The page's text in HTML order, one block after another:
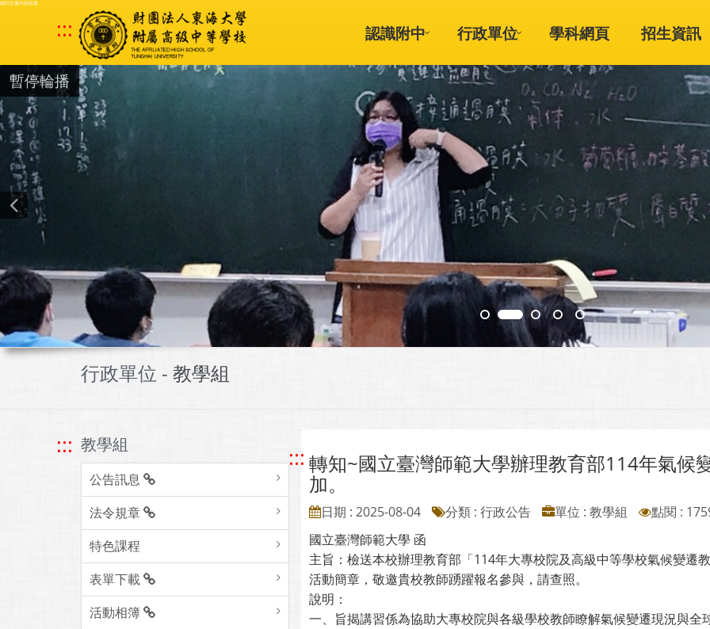
跳到主要內容區塊
::: 認識附中 行政單位 學科網頁 招生資訊
暫停輪播
行政單位 - 教學組
::: 教學組
公告訊息
法令規章
特色課程
表單下載
活動相簿
::: 轉知~國立臺灣師範大學辦理教育部114年氣候
加。
日期 : 2025-08-04 分類 : 行政公告 單位 : 教學組
點閱 :
國立臺灣師範大學 函
主旨：檢送本校辦理教育部「114年大專校院及高級中等學校氣候變遷
活動簡章，敬邀貴校教師踴躍報名參與，請查照。
說明：
一、旨揭講習係為協助大專校院與各級學校教師瞭解氣候變遷現況與